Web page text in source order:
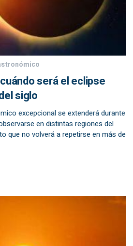
será el eclipse
siglo
excepcional se extenderá durante
en distintas regiones del
que no volverá a repetirse en más de